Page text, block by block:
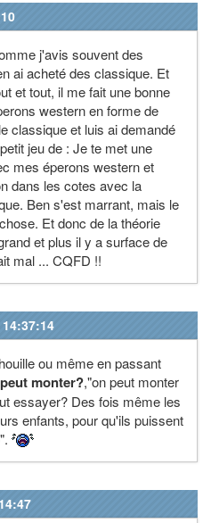
j'avis souvent des
ai acheté des classique. Et
et tout, il me fait une bonne
western en forme de
classique et luis ai demandé
jeu de : Je te met une
mes éperons western et
dans les cotes avec la
Ben s'est marrant, mais le
Et donc de la théorie
et plus il y a surface de
mal ... CQFD !!
ou même en passant
monter?,"on peut monter
essayer? Des fois même les
enfants, pour qu'ils puissent